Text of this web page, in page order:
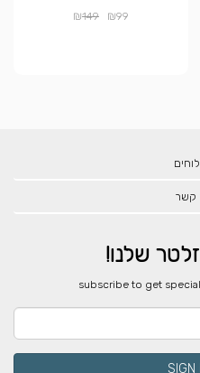
₪99
₪149
קשר
שלנו!
​subscribe to get